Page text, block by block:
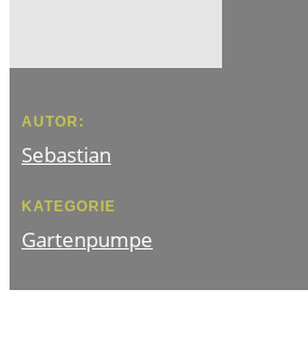
AUTOR:
Sebastian
KATEGORIE
Gartenpumpe